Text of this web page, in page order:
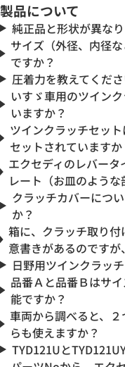
製品について
純正品と形状が異な
サイズ（外径、内径
ですか？
圧着力を教えてくださ
いすゞ車用のツイン
いますか？
ツインクラッチセッ
セットされていますか
エクセディのレバー
レート（お皿のよう
クラッチカバーにつ
か？
箱に、クラッチ取り
意書きがあるのですが
日野用ツインクラッ
品番Ａと品番Ｂはサ
能ですか？
車両から調べると、
らも使えますか？
TYD121Uと